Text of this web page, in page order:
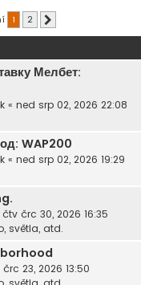
1 2
Мелбет:
« ned srp 02, 2026 22:08
WAP200
« ned srp 02, 2026 19:29
čtv črc 30, 2026 16:35
světla, atd.
23, 2026 13:50